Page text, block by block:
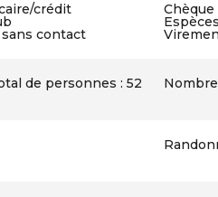
crédit Chèque
Espèces
contact
de personnes : 52